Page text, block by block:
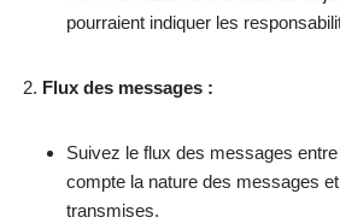
pourraient indiquer les
Flux des messages :
Suivez le flux des messages
compte la nature des messages
transmises.